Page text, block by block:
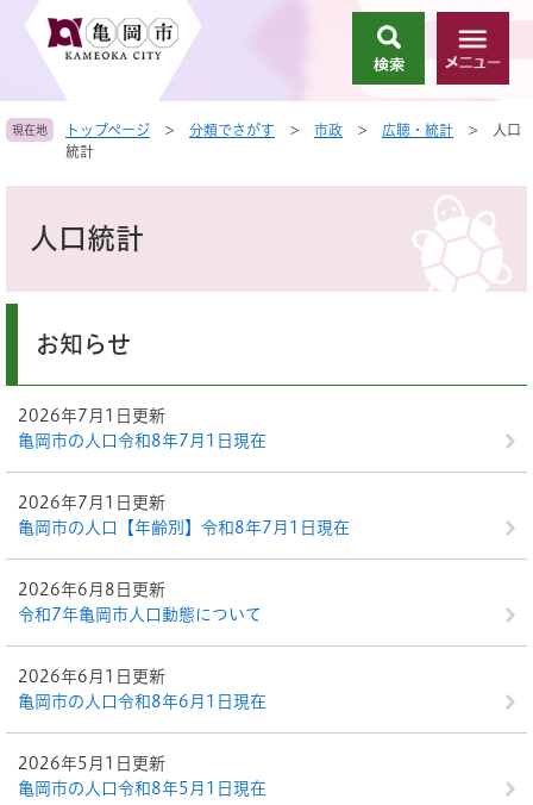
頭
す
飛
し
索
メ
ニ
ー
現在地 トップページ > 分類でさがす > 市政 > 広聴・統計 >
人口
統計
人口統計
お知らせ
2026年7月1日更新
亀岡市の人口令和8年7月1日現在
2026年7月1日更新
亀岡市の人口【年齢別】令和8年7月1日現在
2026年6月8日更新
令和7年亀岡市人口動態について
2026年6月1日更新
亀岡市の人口令和8年6月1日現在
2026年5月1日更新
亀岡市の人口令和8年5月1日現在